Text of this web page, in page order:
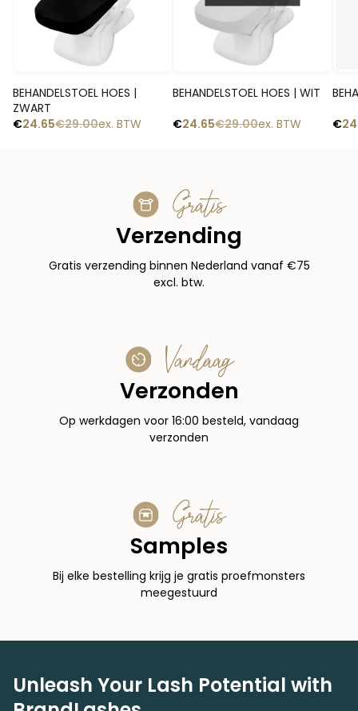
BEHANDELSTOEL HOES |
ZWART
€29.00
€24.65 ex. BTW
BEHANDELSTOEL HOES | WIT
€29.00
€24.65 ex. BTW
€
Gratis
Verzending
Gratis verzending binnen Nederland vanaf €75
excl. btw.
Vandaag
Verzonden
Op werkdagen voor 16:00 besteld, vandaag
verzonden
Gratis
Samples
Bij elke bestelling krijg je gratis proefmonsters
meegestuurd
Unleash Your Lash Potential with